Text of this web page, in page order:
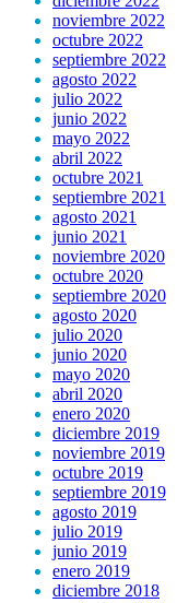
noviembre 2022
octubre 2022
septiembre 2022
agosto 2022
julio 2022
junio 2022
mayo 2022
abril 2022
octubre 2021
septiembre 2021
agosto 2021
junio 2021
noviembre 2020
octubre 2020
septiembre 2020
agosto 2020
julio 2020
junio 2020
mayo 2020
abril 2020
enero 2020
diciembre 2019
noviembre 2019
octubre 2019
septiembre 2019
agosto 2019
julio 2019
junio 2019
enero 2019
diciembre 2018